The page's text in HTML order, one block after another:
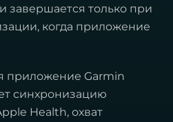
завершается только при
когда приложение
приложение Garmin
синхронизацию
Health, охват